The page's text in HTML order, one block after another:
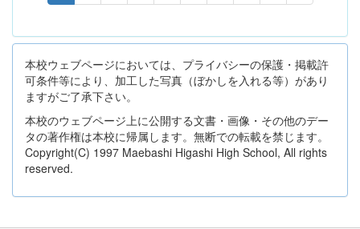
本校ウェブページにおいては、プライバシーの保護・掲載許
可条件等により、加工した写真（ぼかしを入れる等）があり
ますがご了承下さい。
本校のウェブページ上に公開する文書・画像・その他のデー
タの著作権は本校に帰属します。無断での転載を禁じます。
Copyright(C) 1997 Maebashi Higashi High School, All rights
reserved.